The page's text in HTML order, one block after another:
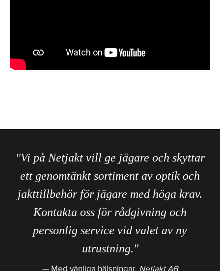
"Vi på Netjakt vill ge jägare och skyttar
ett genomtänkt sortiment av optik och
jakttillbehör för jägare med höga krav.
Kontakta oss för rådgivning och
personlig service vid valet av ny
utrustning."
Med vänliga hälsningar, Netjakt AB